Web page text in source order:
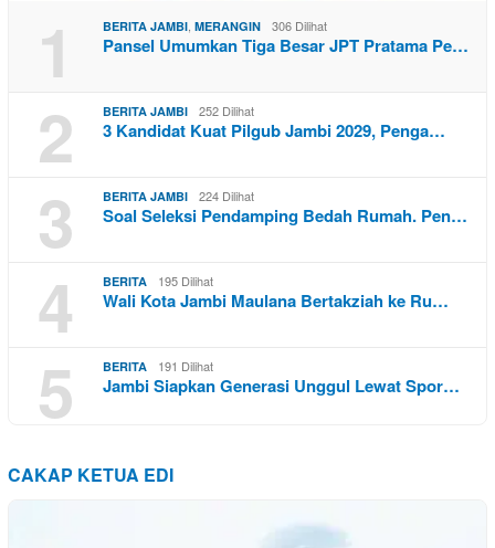
1 BERITA JAMBI MERANGIN 306 Dilihat
Pansel Umumkan Tiga Besar JPT Pratama Pe…
2 BERITA JAMBI 252 Dilihat
3 Kandidat Kuat Pilgub Jambi 2029, Penga…
3 BERITA JAMBI 224 Dilihat
Soal Seleksi Pendamping Bedah Rumah. Pen…
4 BERITA 195 Dilihat
Wali Kota Jambi Maulana Bertakziah ke Ru…
5 BERITA 191 Dilihat
Jambi Siapkan Generasi Unggul Lewat Spor…
CAKAP KETUA EDI